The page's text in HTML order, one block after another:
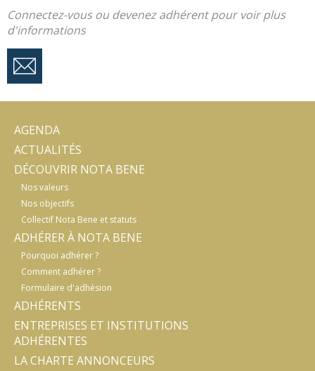
Connectez-vous ou devenez adhérent pour voir plus
d'informations
AGENDA
ACTUALITÉS
DÉCOUVRIR NOTA BENE
Nos valeurs
Nos objectifs
Collectif Nota Bene et statuts
ADHÉRER À NOTA BENE
Pourquoi adhérer ?
Comment adhérer ?
Formulaire d'adhésion
ADHÉRENTS
ENTREPRISES ET INSTITUTIONS
ADHÉRENTES
LA CHARTE ANNONCEURS